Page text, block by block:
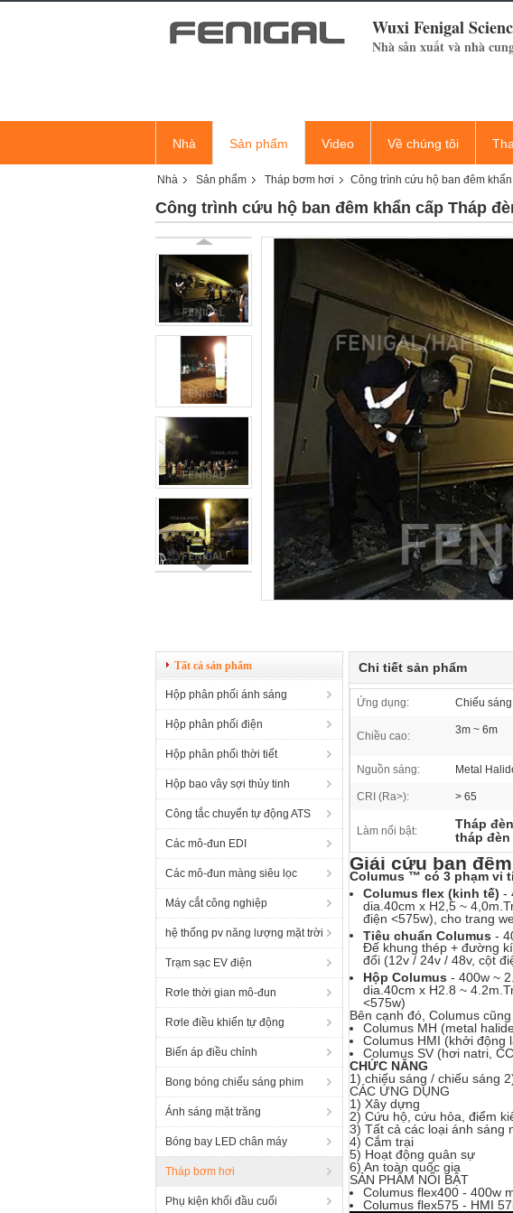
Wuxi Fenigal
Nhà sản xuất và nhà
Nhà Sản phẩm Video Về chúng tôi
Nhà Sản phẩm Tháp bơm hơi Công trình cứu hộ ban đêm
Công trình cứu hộ ban đêm khẩn cấp Tháp
Tất cả sản phẩm
Hộp phân phối ánh sáng
Hộp phân phối điện
Hộp phân phối thời tiết
Hộp bao vây sợi thủy tinh
Công tắc chuyển tự động ATS
Các mô-đun EDI
Các mô-đun màng siêu lọc
Máy cắt công nghiệp
hệ thống pv năng lượng mặt trời
Trạm sạc EV điện
Rơle thời gian mô-đun
Rơle điều khiển tự động
Biến áp điều chỉnh
Bong bóng chiếu sáng phim
Ánh sáng mặt trăng
Bóng bay LED chân máy
Tháp bơm hơi
Phụ kiện khối đầu cuối
Chi tiết sản phẩm
Ứng dụng: Chiếu
Chiều cao: 3m ~ 6m
Nguồn sáng: Metal
CRI (Ra>): > 65
Làm nổi bật: Tháp
tháp
Giải cứu ban
Columus ™ có 3 phạm vi
Columus flex (kinh tế) -
dia.40cm x H2,5 ~
điện <575w), cho trang
Tiêu chuẩn Columus -
Đế khung thép + đường
đổi (12v / 24v / 48v, cột
Hộp Columus - 400w ~
dia.40cm x H2.8 ~
<575w)
Bên cạnh đó, Columus
Columus MH (metal
Columus HMI (khởi động
Columus SV (hơi natri,
CHỨC NĂNG
1) chiếu sáng / chiếu sáng
CÁC ỨNG DỤNG
1) Xây dựng
2) Cứu hộ, cứu hỏa, điểm
3) Tất cả các loại ánh sáng
4) Cắm trại
5) Hoạt động quân sự
6) An toàn quốc gia
SẢN PHẨM NỔI BẬT
Columus flex400 - 400w
Columus flex575 - HMI